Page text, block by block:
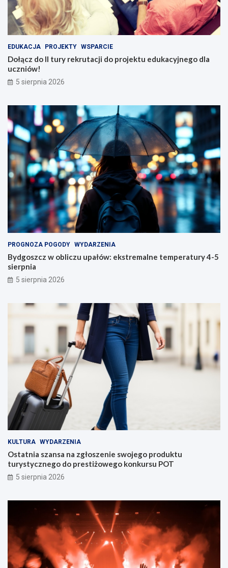
EDUKACJA PROJEKTY WSPARCIE
Dołącz do II tury rekrutacji do projektu edukacyjnego dla
uczniów!
5 sierpnia 2026
PROGNOZA POGODY WYDARZENIA
Bydgoszcz w obliczu upałów: ekstremalne temperatury 4-5
sierpnia
5 sierpnia 2026
KULTURA WYDARZENIA
Ostatnia szansa na zgłoszenie swojego produktu
turystycznego do prestiżowego konkursu POT
5 sierpnia 2026